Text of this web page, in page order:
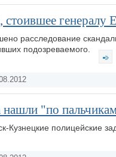
стоившее генералу
расследование
подозреваемого.
"по
Кузнецкие полицейские